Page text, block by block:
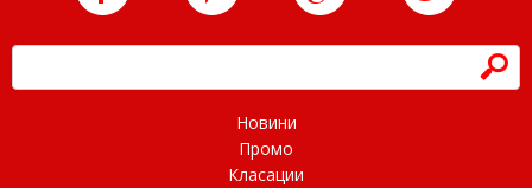
h
Новини
Промо
Класации